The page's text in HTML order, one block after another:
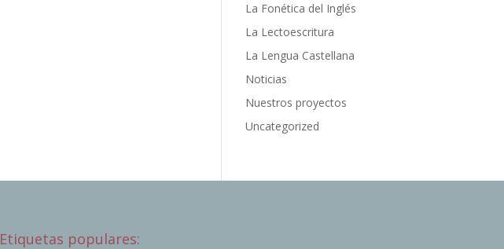
La Fonética del Inglés
La Lectoescritura
La Lengua Castellana
Noticias
Nuestros proyectos
Uncategorized
Etiquetas populares: